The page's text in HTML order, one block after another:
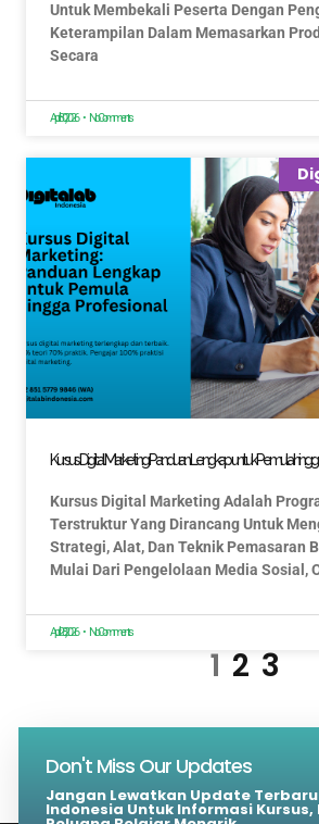
Untuk Membekali Peserta Dengan
Keterampilan Dalam Memasarkan
Secara
April 30, 2026 No Comments
Kursus Digital Marketing: Panduan Lengkap untuk Pemula
Kursus Digital Marketing Adalah
Terstruktur Yang Dirancang Untuk
Strategi, Alat, Dan Teknik Pemasaran
Mulai Dari Pengelolaan Media Sosial,
April 28, 2026 No Comments
1 2 3
Don't Miss Our Updates
Jangan Lewatkan Update
Indonesia Untuk Informasi Kursus,